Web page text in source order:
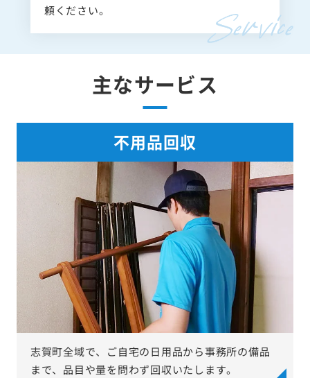
頼ください。
主なサービス
不用品回収
志賀町全域で、ご自宅の日用品から事務所の備品
まで、品目や量を問わず回収いたします。